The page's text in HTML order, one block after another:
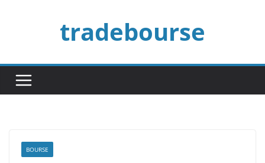
tradebourse
BOURSE